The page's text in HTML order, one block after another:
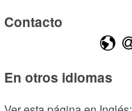
Contacto
En otros idiomas